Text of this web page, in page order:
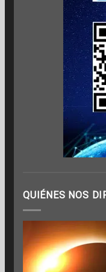
QUIÉNES NOS